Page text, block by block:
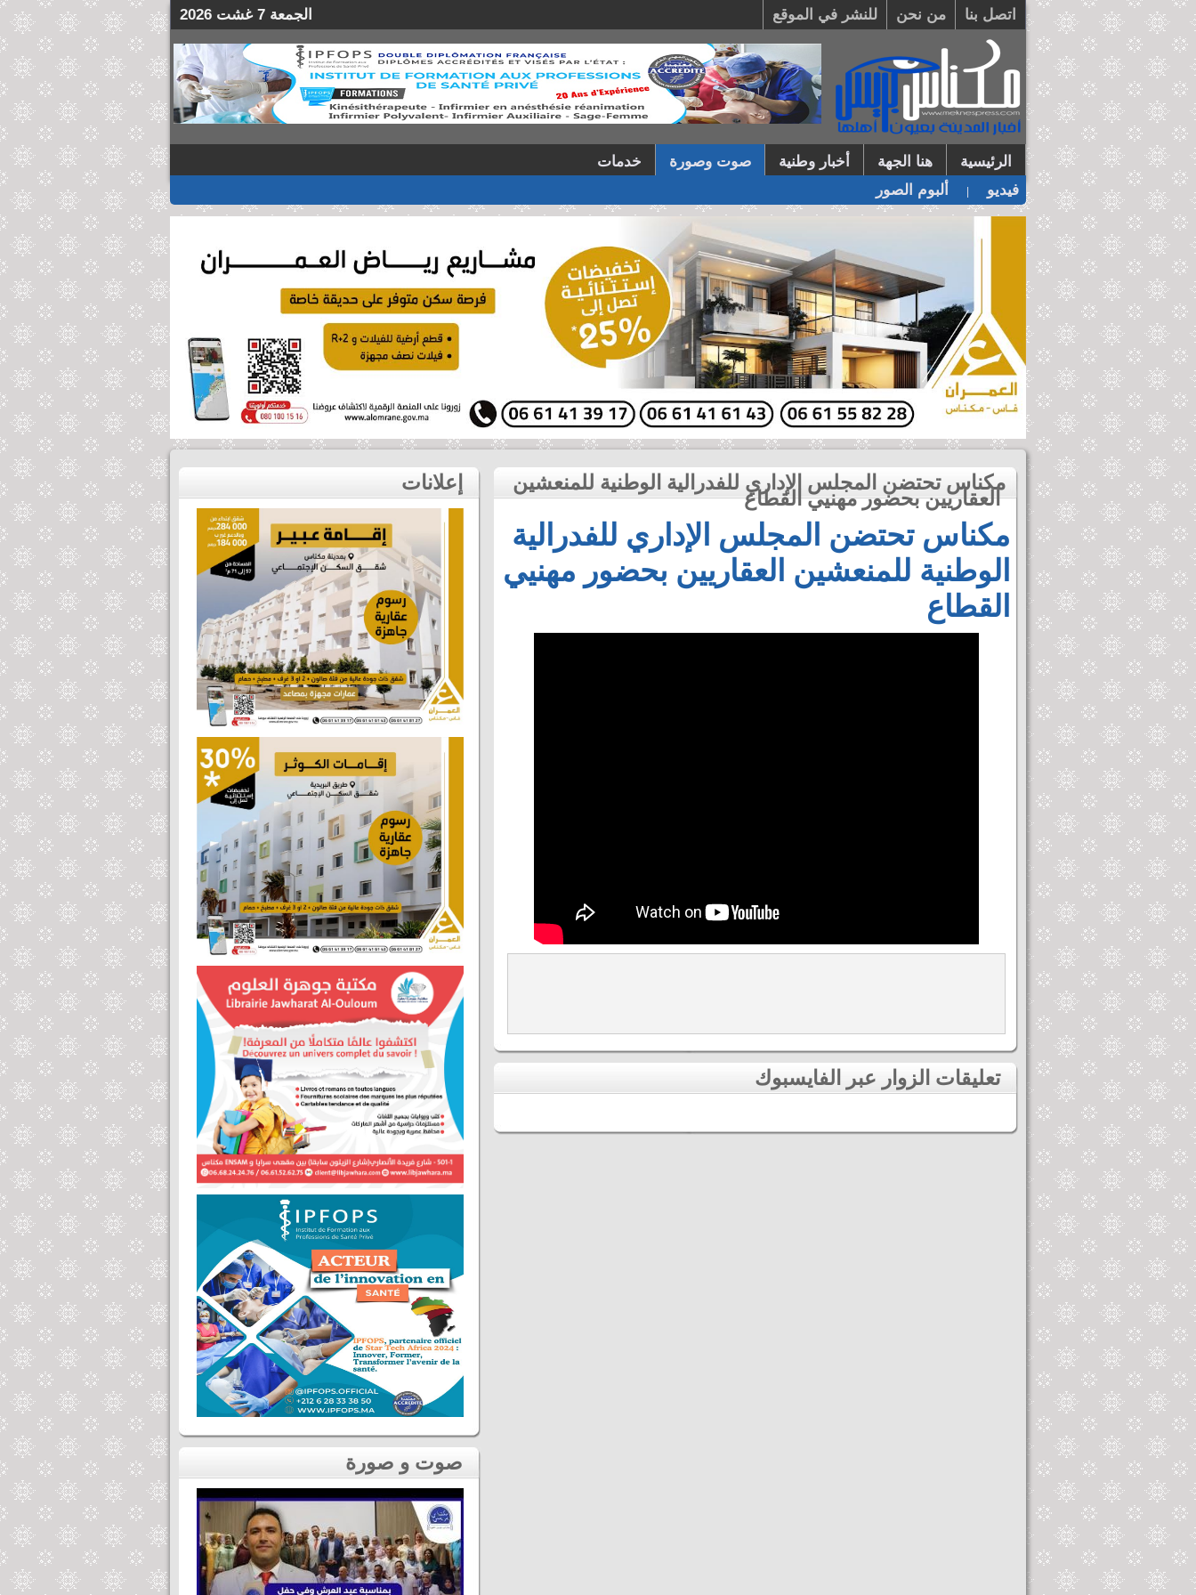
اتصل بنا من نحن للنشر في الموقع الجمعة 7 غشت 2026
الرئيسية هنا الجهة أخبار وطنية
صوت وصورة
فيديو
ألبوم الصور
خدمات
العقاريين بحضور مهنيي القطاع
مكناس تحتضن المجلس الإداري للفدرالية
الوطنية للمنعشين العقاريين بحضور مهنيي
القطاع
تعليقات الزوار عبر الفايسبوك